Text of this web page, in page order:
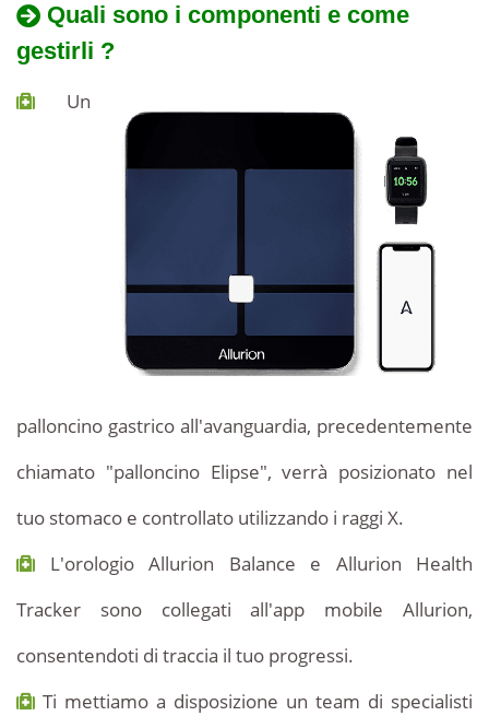
Quali sono i componenti e come
gestirli ?
Un
palloncino gastrico all'avanguardia, precedentemente
chiamato "palloncino Elipse", verrà posizionato nel
tuo stomaco e controllato utilizzando i raggi X.
L'orologio Allurion Balance e Allurion Health
Tracker sono collegati all'app mobile Allurion,
consentendoti di traccia il tuo progressi.
Ti mettiamo a disposizione un team di specialisti